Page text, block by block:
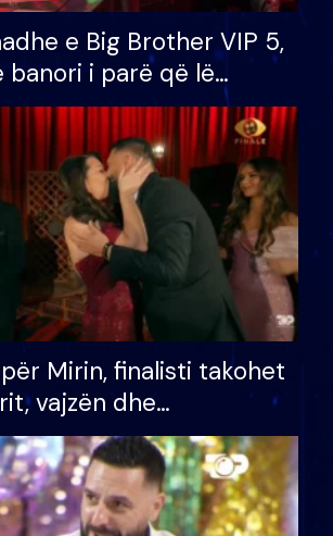
e Big Brother VIP 5,
banori i parë që lë
humb mundësinë për
e madh
Mirin, finalisti takohet
vajzën dhe
S’kemi ndonjë letër
jo?